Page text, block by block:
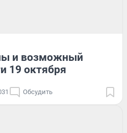
и возможный
19 октября
Обсудить